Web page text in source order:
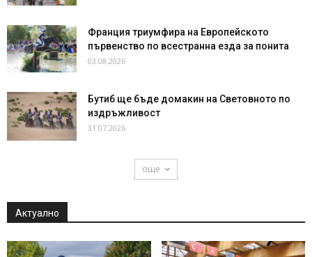
Франция триумфира на Европейското
първенство по всестранна езда за понита
03.08.2026
Бутиб ще бъде домакин на Световното по
издръжливост
31.07.2026
още
Актуално